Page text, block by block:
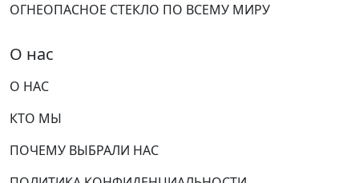
ОГНЕОПАСНОЕ СТЕКЛО ПО ВСЕМУ МИРУ
О нас
О НАС
КТО МЫ
ПОЧЕМУ ВЫБРАЛИ НАС